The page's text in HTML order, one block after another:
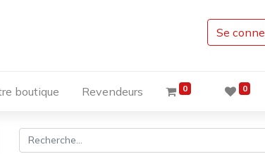
Se
boutique Revendeurs 0 0